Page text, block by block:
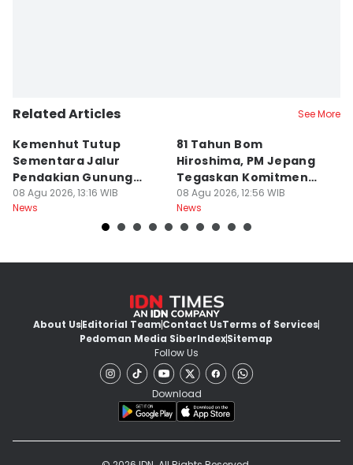
Related Articles See More
Kemenhut Tutup
Sementara Jalur
Pendakian Gunung
Gede Pangrango
08 Agu 2026, 13:16 WIB
News
81 Tahun Bom
Hiroshima, PM Jepang
Tegaskan Komitmen
Bebas Nuklir
08 Agu 2026, 12:56 WIB
News
About UsEditorial TeamContact UsTerms of Services
Pedoman Media SiberIndexSitemap
Follow Us
Download